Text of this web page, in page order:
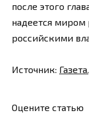
после этого
надеется миром
российскими
Источник:
Оцените статью